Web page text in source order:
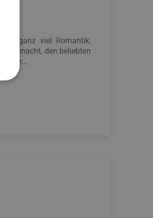
Sie ganz viel Romantik,
den beliebten